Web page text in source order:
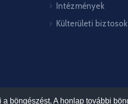
böngészést. A honlap további
Intézmények
Külterületi biztosok